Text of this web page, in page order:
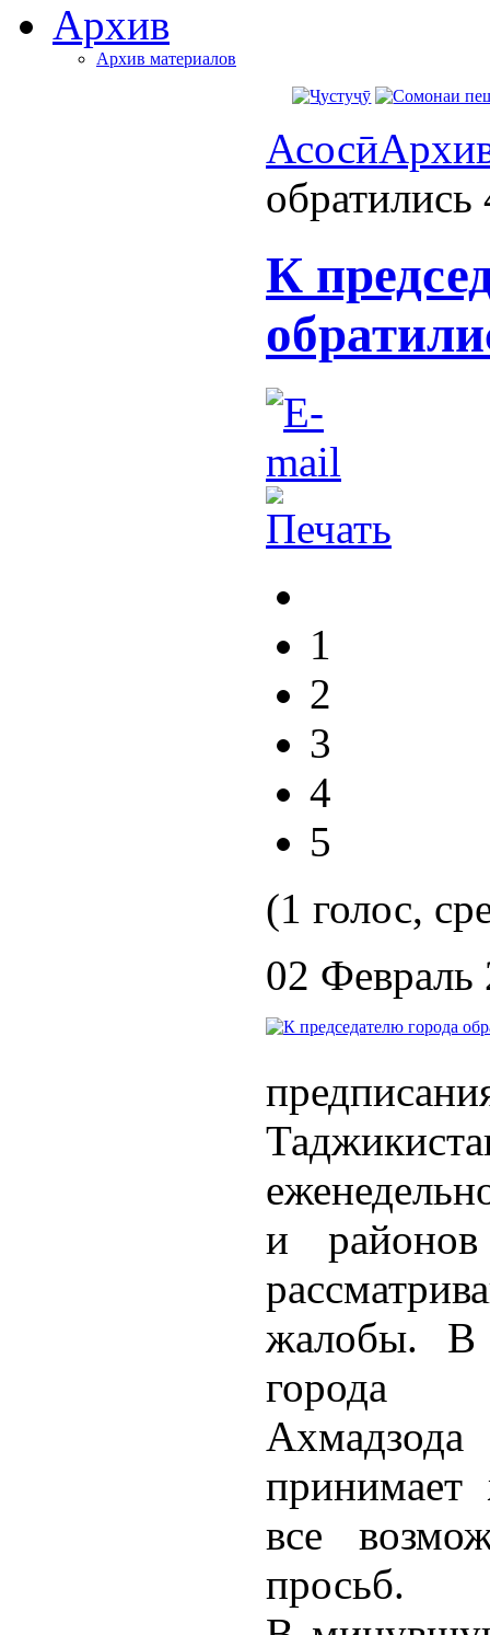
Архив
Архив материалов
Асосӣ
К
1
2
3
4
5
(1 голос,
02 Февраль
и
жалобы. В
города
принимает
все
просьб.